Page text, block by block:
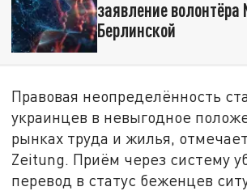
заявление волонтёра
Берлинской
Правовая неопределённость
украинцев в невыгодное
рынках труда и жилья,
Zeitung. Приём через систему
перевод в статус беженцев